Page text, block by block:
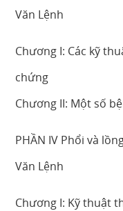
Văn Lệnh
Chương I: Các kỹ
chứng
Chương II: Một số
PHẦN IV Phổi và
Văn Lệnh
Chương I: Kỹ thuật